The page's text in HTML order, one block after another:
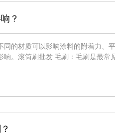
？
的材质可以影响涂料的附着力、
一，常用的毛刷材质有天然毛和合成